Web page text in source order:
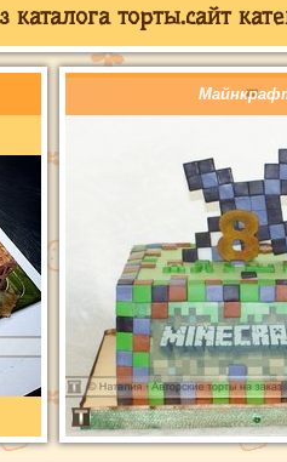
торты.сайт